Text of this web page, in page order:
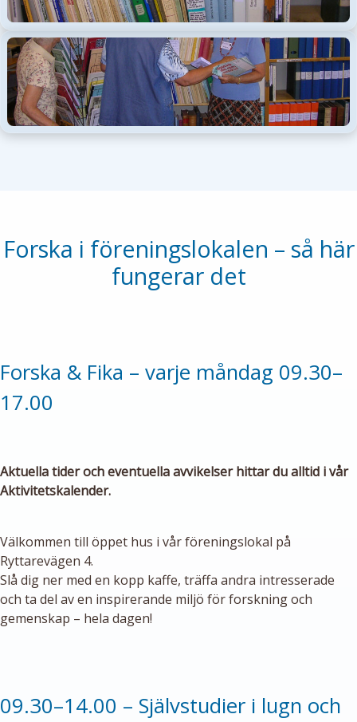
Forska i föreningslokalen – så här
fungerar det
Forska & Fika – varje måndag 09.30–
17.00
Aktuella tider och eventuella avvikelser hittar du alltid i vår
Aktivitetskalender.
Välkommen till öppet hus i vår föreningslokal på
Ryttarevägen 4.
Slå dig ner med en kopp kaffe, träffa andra intresserade
och ta del av en inspirerande miljö för forskning och
gemenskap – hela dagen!
09.30–14.00 – Självstudier i lugn och